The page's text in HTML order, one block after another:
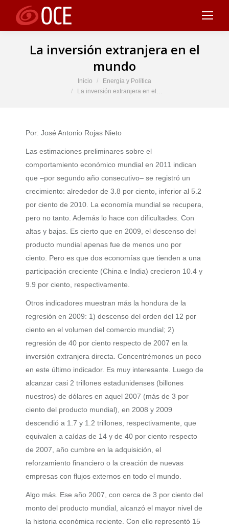
La inversión extranjera en el
mundo
Inicio
Energía y Política
La inversión extranjera en el…
Por: José Antonio Rojas Nieto
Las estimaciones preliminares sobre el
comportamiento económico mundial en 2011 indican
que –por segundo año consecutivo– se registró un
crecimiento: alrededor de 3.8 por ciento, inferior al 5.2
por ciento de 2010. La economía mundial se recupera,
pero no tanto. Además lo hace con dificultades. Con
altas y bajas. Es cierto que en 2009, el descenso del
producto mundial apenas fue de menos uno por
ciento. Pero es que dos economías que tienden a una
participación creciente (China e India) crecieron 10.4 y
9.9 por ciento, respectivamente.
Otros indicadores muestran más la hondura de la
regresión en 2009: 1) descenso del orden del 12 por
ciento en el volumen del comercio mundial; 2)
regresión de 40 por ciento respecto de 2007 en la
inversión extranjera directa. Concentrémonos un poco
en este último indicador. Es muy interesante. Luego de
alcanzar casi 2 trillones estadunidenses (billones
nuestros) de dólares en aquel 2007 (más de 3 por
ciento del producto mundial), en 2008 y 2009
descendió a 1.7 y 1.2 trillones, respectivamente, que
equivalen a caídas de 14 y de 40 por ciento respecto
de 2007, año cumbre en la adquisición, el
reforzamiento financiero o la creación de nuevas
empresas con flujos externos en todo el mundo.
Algo más. Ese año 2007, con cerca de 3 por ciento del
monto del producto mundial, alcanzó el mayor nivel de
la historia económica reciente. Con ello representó 15